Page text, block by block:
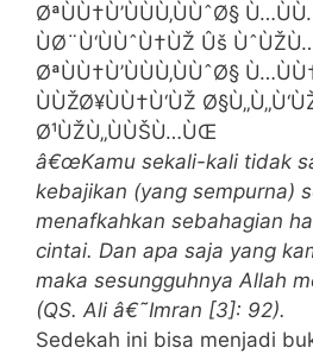
ØªÙÙ†Ù’ÙÙÙ‚ÙÙˆØ§
ÙØ¨Ù‘ÙÙˆÙ†ÙŽ Ûš
ØªÙÙ†Ù’ÙÙÙ‚ÙÙˆØ§
ÙÙŽØ¥ÙÙ†Ù‘ÙŽ
Ø¹ÙŽÙ„ÙÙŠÙ…ÙŒ
â€œKamu sekali-kali tidak
kebajikan (yang sempurna)
menafkahkan sebahagian
cintai. Dan apa saja yang
maka sesungguhnya Allah
(QS. Ali â€˜Imran [3]: 92).
Sedekah ini bisa menjadi